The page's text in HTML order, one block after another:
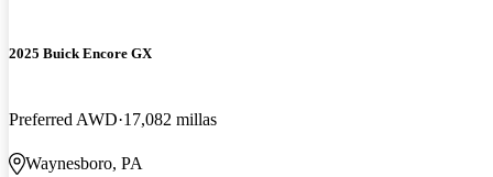
2025 Buick Encore GX
Preferred AWD 17,082 millas
Waynesboro, PA